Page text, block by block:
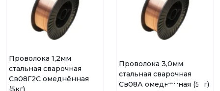
Проволока 1,2мм
стальная сварочная
Св08Г2С омеднённая
(5кг)
Проволока 3,0мм
стальная сварочная
Св08А омеднённая (5кг)